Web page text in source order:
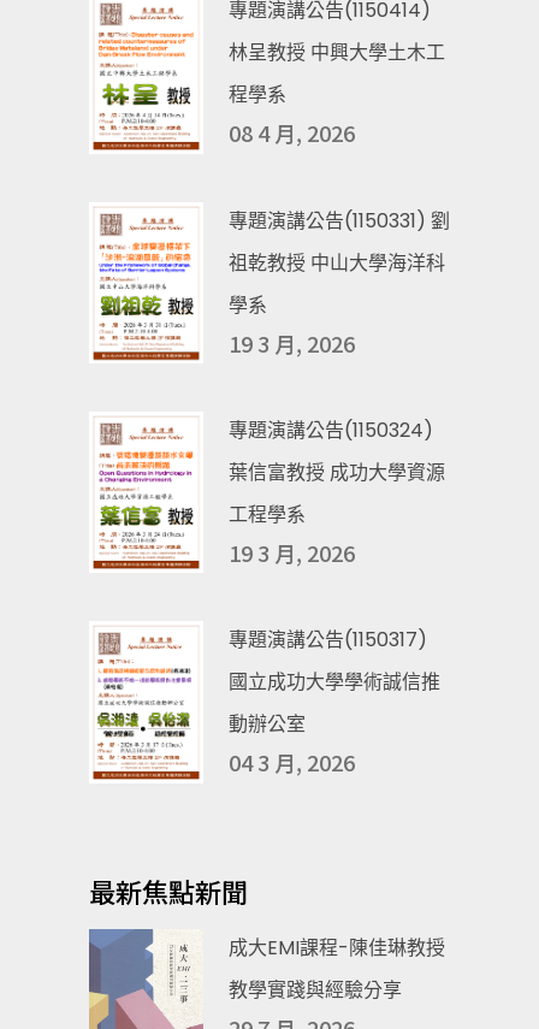
專題演講公告(1150414)
林呈教授 中興大學土木工
程學系
08 4 月, 2026
專題演講公告(1150331) 劉
祖乾教授 中山大學海洋科
學系
19 3 月, 2026
專題演講公告(1150324)
葉信富教授 成功大學資源
工程學系
19 3 月, 2026
專題演講公告(1150317)
國立成功大學學術誠信推
動辦公室
04 3 月, 2026
最新焦點新聞
成大EMI課程-陳佳琳教授
教學實踐與經驗分享